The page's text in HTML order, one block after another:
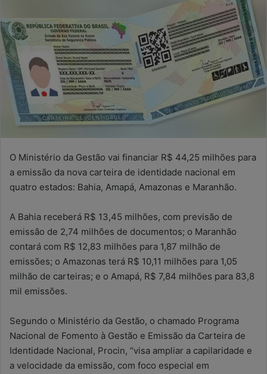
O Ministério da Gestão vai financiar R$ 44,25 milhões para
a emissão da nova carteira de identidade nacional em
quatro estados: Bahia, Amapá, Amazonas e Maranhão.
A Bahia receberá R$ 13,45 milhões, com previsão de
emissão de 2,74 milhões de documentos; o Maranhão
contará com R$ 12,83 milhões para 1,87 milhão de
emissões; o Amazonas terá R$ 10,11 milhões para 1,05
milhão de carteiras; e o Amapá, R$ 7,84 milhões para 83,8
mil emissões.
Segundo o Ministério da Gestão, o chamado Programa
Nacional de Fomento à Gestão e Emissão da Carteira de
Identidade Nacional, Procin, “visa ampliar a capilaridade e
a velocidade da emissão, com foco especial em